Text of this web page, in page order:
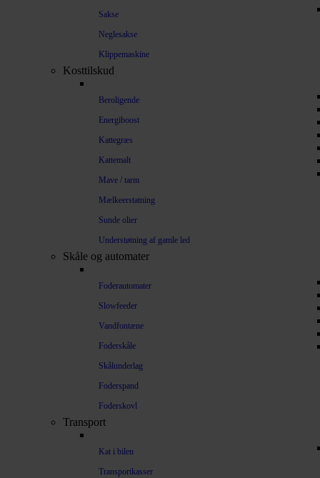
Sakse
Neglesakse
Klippemaskine
Kosttilskud
Beroligende
Energiboost
Kattegræs
Kattemalt
Mave / tarm
Mælkeerstatning
Sunde olier
Understøtning af gamle led
Skåle og automater
Foderautomater
Slowfeeder
Vandfontæne
Foderskåle
Skålunderlag
Foderspand
Foderskovl
Transport
Kat i bilen
Transportkasser